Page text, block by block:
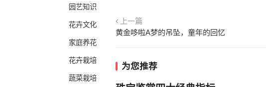
园艺知识
花卉文化
家庭养花
花卉栽培
蔬菜栽培
上一篇
黄金哆啦A梦的吊坠，童年的回忆
为您推荐